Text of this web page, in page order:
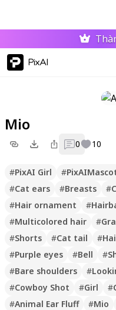
PixAI
Mio
0 10
#PixAI Girl #
#Cat ears #Breasts #
#Hair ornament #
#Multicolored hair #
#Shorts #Cat tail #
#Purple eyes #Bell #
#Bare shoulders #
#Cowboy Shot #Girl #
#Animal Ear Fluff #Mio